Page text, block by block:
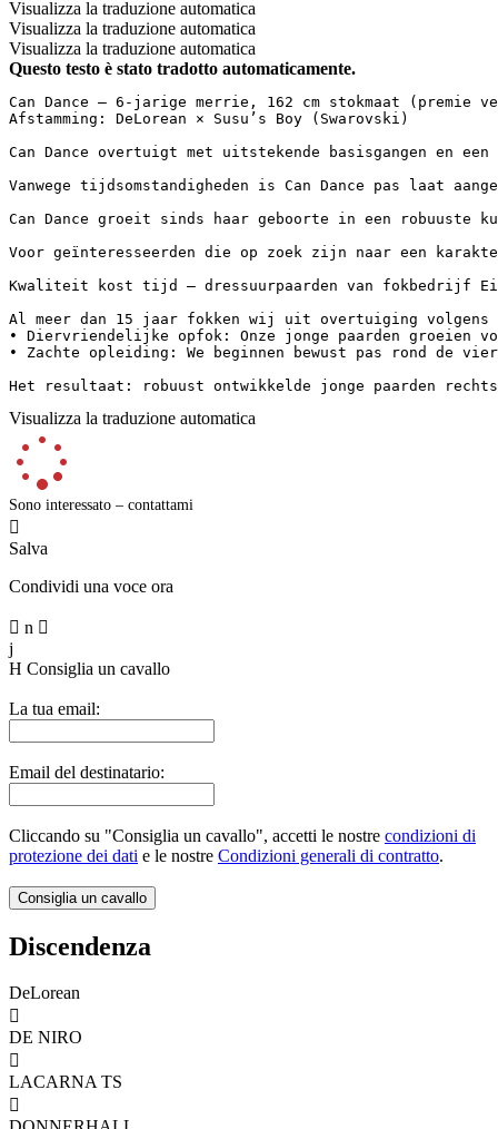
Visualizza la traduzione automatica
Visualizza la traduzione automatica
Visualizza la traduzione automatica
Questo testo è stato tradotto automaticamente.
Can Dance – 6-jarige merrie, 162 cm stokmaat (premie
Afstamming: DeLorean × Susu’s Boy (Swarovski)
Can Dance overtuigt met uitstekende basisgangen en
Vanwege tijdsomstandigheden is Can Dance pas laat
Can Dance groeit sinds haar geboorte in een robuuste
Voor geïnteresseerden die op zoek zijn naar een
Kwaliteit kost tijd – dressuurpaarden van fokbedrijf
Al meer dan 15 jaar fokken wij uit overtuiging
• Diervriendelijke opfok: Onze jonge paarden groeien
• Zachte opleiding: We beginnen bewust pas rond
Het resultaat: robuust ontwikkelde jonge paarden
Visualizza la traduzione automatica
Sono interessato – contattami

Salva
Condividi una voce ora
 n 
j
H Consiglia un cavallo
La tua email:
Email del destinatario:
Cliccando su "Consiglia un cavallo", accetti le nostre condizioni di
protezione dei dati e le nostre Condizioni generali di contratto.
Discendenza
DeLorean

DE NIRO

LACARNA TS
